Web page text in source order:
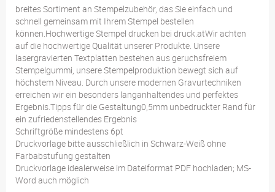
breites Sortiment an Stempelzubehör, das Sie einfach und
schnell gemeinsam mit Ihrem Stempel bestellen
können.Hochwertige Stempel drucken bei druck.atWir achten
auf die hochwertige Qualität unserer Produkte. Unsere
lasergravierten Textplatten bestehen aus geruchsfreiem
Stempelgummi, unsere Stempelproduktion bewegt sich auf
höchstem Niveau. Durch unsere modernen Gravurtechniken
erreichen wir ein besonders langanhaltendes und perfektes
Ergebnis.Tipps für die Gestaltung0,5mm unbedruckter Rand für
ein zufriedenstellendes Ergebnis
Schriftgröße mindestens 6pt
Druckvorlage bitte ausschließlich in Schwarz-Weiß ohne
Farbabstufung gestalten
Druckvorlage idealerweise im Dateiformat PDF hochladen; MS-
Word auch möglich